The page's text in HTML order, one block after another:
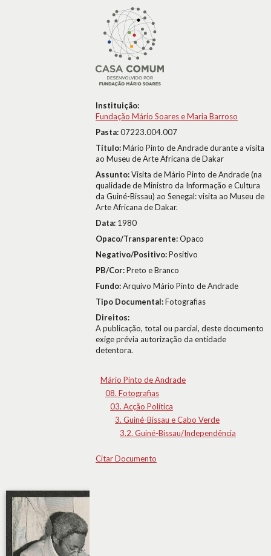
Instituição:
Fundação Mário Soares e Maria Barroso
Pasta:07223.004.007
Título:Mário Pinto de Andrade durante a visita
ao Museu de Arte Africana de Dakar
Assunto:Visita de Mário Pinto de Andrade (na
qualidade de Ministro da Informação e Cultura
da Guiné-Bissau) ao Senegal: visita ao Museu de
Arte Africana de Dakar.
Data: 1980
Opaco/Transparente:Opaco
Negativo/Positivo:Positivo
PB/Cor:Preto e Branco
Fundo:Arquivo Mário Pinto de Andrade
Tipo Documental:Fotografias
Direitos:
A publicação, total ou parcial, deste documento
exige prévia autorização da entidade
detentora.
Mário Pinto de Andrade
08. Fotografias
03. Acção Política
3. Guiné-Bissau e Cabo Verde
3.2. Guiné-Bissau/Independência
Citar Documento